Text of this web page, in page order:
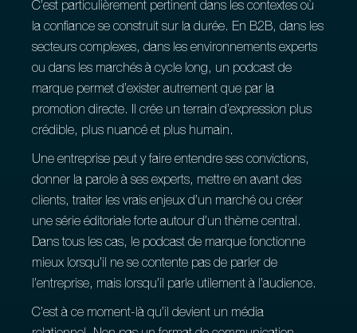
C’est particulièrement pertinent dans les contextes où
la confiance se construit sur la durée. En B2B, dans les
secteurs complexes, dans les environnements experts
ou dans les marchés à cycle long, un podcast de
marque permet d’exister autrement que par la
promotion directe. Il crée un terrain d’expression plus
crédible, plus nuancé et plus humain.
Une entreprise peut y faire entendre ses convictions,
donner la parole à ses experts, mettre en avant des
clients, traiter les vrais enjeux d’un marché ou créer
une série éditoriale forte autour d’un thème central.
Dans tous les cas, le podcast de marque fonctionne
mieux lorsqu’il ne se contente pas de parler de
l’entreprise, mais lorsqu’il parle utilement à l’audience.
C’est à ce moment-là qu’il devient un média